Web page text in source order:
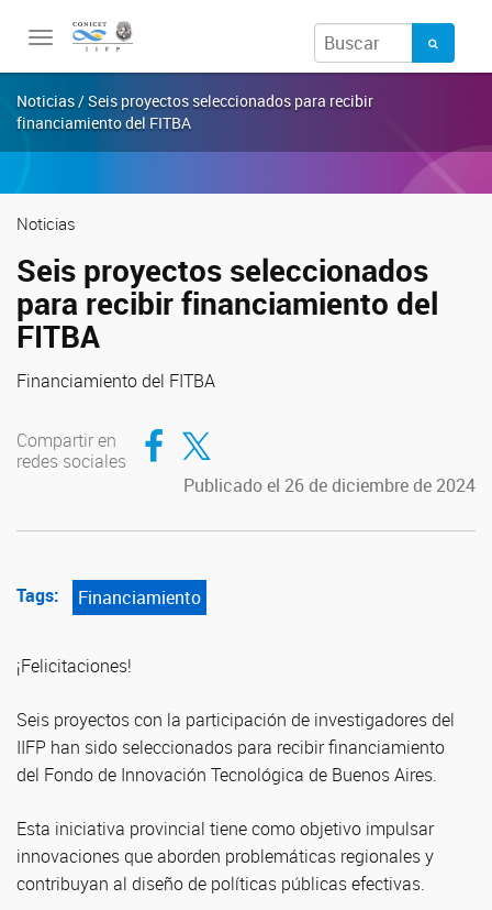
Toggle
Noticias / Seis proyectos seleccionados para recibir
financiamiento del FITBA
Noticias
Seis proyectos seleccionados
para recibir financiamiento del
FITBA
Financiamiento del FITBA
Compartir en
redes sociales
Compartir en Facebook
Compartir en Twitter
Publicado el 26 de diciembre de 2024
Tags: Financiamiento
¡Felicitaciones!
Seis proyectos con la participación de investigadores del
IIFP han sido seleccionados para recibir financiamiento
del Fondo de Innovación Tecnológica de Buenos Aires.
Esta iniciativa provincial tiene como objetivo impulsar
innovaciones que aborden problemáticas regionales y
contribuyan al diseño de políticas públicas efectivas.